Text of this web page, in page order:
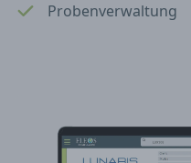
Probenverwaltung